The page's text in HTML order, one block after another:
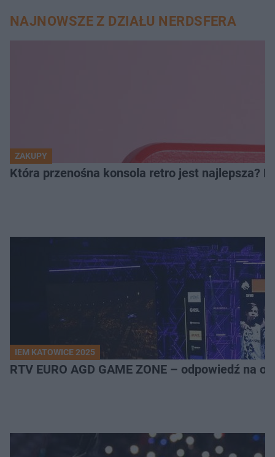
NAJNOWSZE Z DZIAŁU NERDSFERA
ZAKUPY
Która przenośna konsola retro jest najlepsza?
IEM KATOWICE 2025
RTV EURO AGD GAME ZONE – odpowiedź na